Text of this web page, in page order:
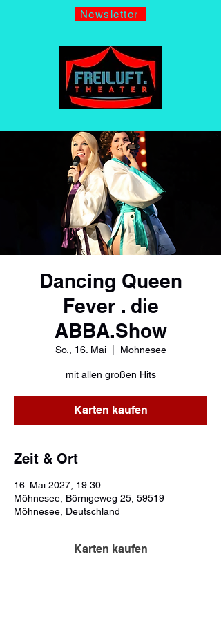
Newsletter
Dancing Queen
Fever . die
ABBA.Show
So., 16. Mai
  |
Möhnesee
mit allen großen Hits
Karten kaufen
Zeit & Ort
16. Mai 2027, 19:30
Möhnesee, Börnigeweg 25, 59519
Möhnesee, Deutschland
Karten kaufen